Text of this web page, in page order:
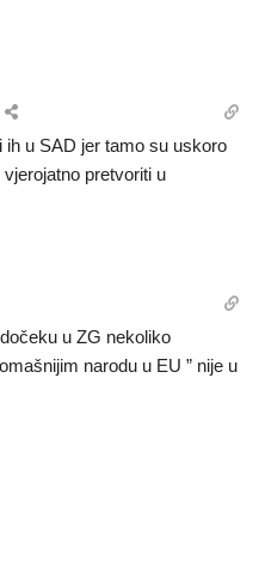
u SAD jer tamo su uskoro
pretvoriti u
u ZG nekoliko
narodu u EU ” nije u